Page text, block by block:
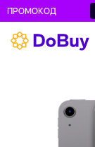
ПРОМОКОД